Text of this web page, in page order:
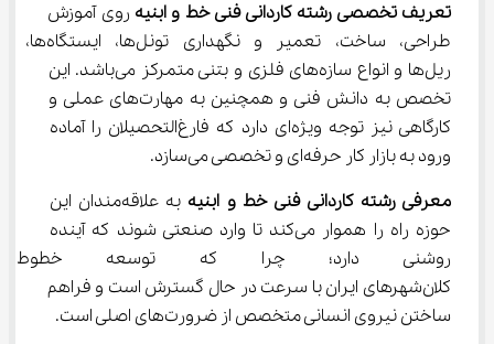
تعریف تخصصی رشته کاردانی فنی خط و ابنیه روی آموزش
طراحی، ساخت، تعمیر و نگهداری تونل‌ها، ایستگاه‌ها،
ریل‌ها و انواع سازه‌های فلزی و بتنی متمرکز می‌باشد. این
تخصص به دانش فنی و همچنین به مهارت‌های عملی و
کارگاهی نیز توجه ویژه‌ای دارد که فارغ‌التحصیلان را آماده
ورود به بازار کار حرفه‌ای و تخصصی می‌سازد.
معرفی رشته کاردانی فنی خط و ابنیه
به علاقه‌مندان این
حوزه راه را هموار می‌کند تا وارد صنعتی شوند که آینده
روشنی دارد؛ چرا که توسعه
کلان‌شهرهای ایران با سرعت در حال گسترش است و فراهم
ساختن نیروی انسانی متخصص از ضرورت‌های اصلی است.